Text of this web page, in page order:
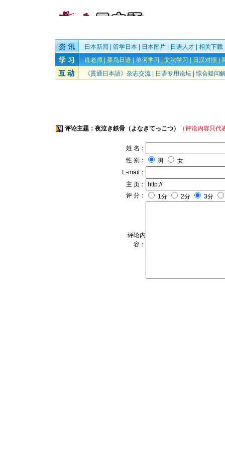
日本新闻 留学日本 日本图片 日语人才 相关下载
肖老师
菜鸟日语 单词学习 文法学习 日汉对照
《貫通日本語》杂志交流
日语专用论坛 综合疑问
评论主题：夜泣き鉄骨（よなきてっこつ） （评论内容只代
姓 名：
性 别：
男
女
E-mail：
主 页：
评 分：
1分 2分 3分
评论内
容：